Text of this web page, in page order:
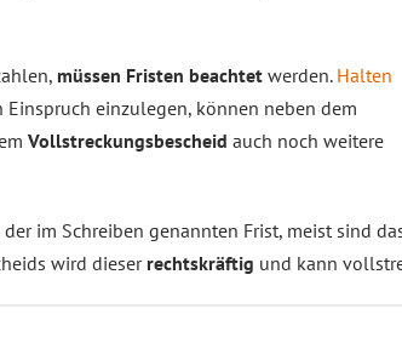
müssen Fristen beachtet werden. Halten
einzulegen, können neben dem
Vollstreckungsbescheid auch noch weitere
im Schreiben genannten Frist, meist sind
wird dieser rechtskräftig und kann